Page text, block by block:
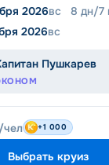
2026вс 8 дн/7
2026вс
Пушкарев
/чел +1 000
Выбрать круиз